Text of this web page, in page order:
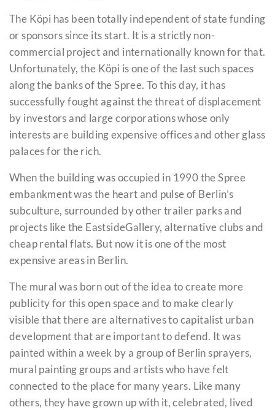
The Köpi has been totally independent of state funding
or sponsors since its start. It is a strictly non-
commercial project and internationally known for that.
Unfortunately, the Köpi is one of the last such spaces
along the banks of the Spree. To this day, it has
successfully fought against the threat of displacement
by investors and large corporations whose only
interests are building expensive offices and other glass
palaces for the rich.
When the building was occupied in 1990 the Spree
embankment was the heart and pulse of Berlin’s
subculture, surrounded by other trailer parks and
projects like the EastsideGallery, alternative clubs and
cheap rental flats. But now it is one of the most
expensive areas in Berlin.
The mural was born out of the idea to create more
publicity for this open space and to make clearly
visible that there are alternatives to capitalist urban
development that are important to defend. It was
painted within a week by a group of Berlin sprayers,
mural painting groups and artists who have felt
connected to the place for many years. Like many
others, they have grown up with it, celebrated, lived